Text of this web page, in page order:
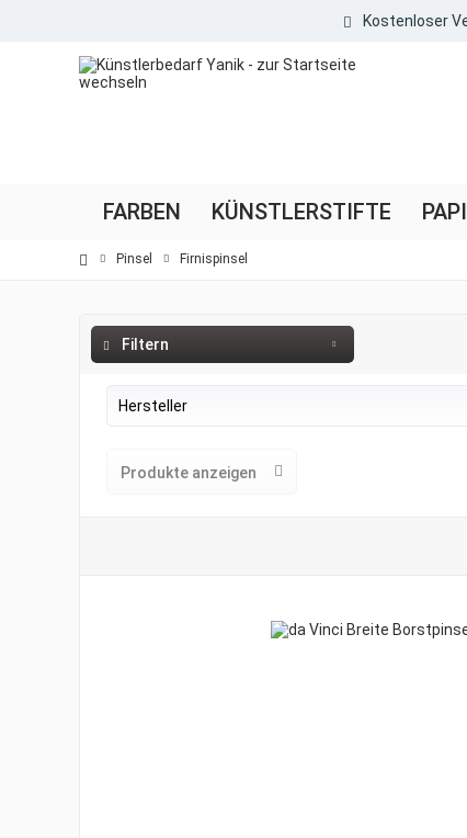
Kostenloser
FARBEN KÜNSTLERSTIFTE
Pinsel Firnispinsel
Filtern
Hersteller
Produkte anzeigen